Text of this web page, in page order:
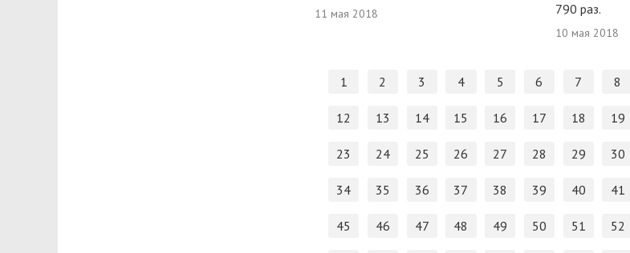
11 мая 2018
790 раз.
10 мая 2018
1 2 3 4 5 6 7 8
12 13 14 15 16 17 18 19
23 24 25 26 27 28 29 30
34 35 36 37 38 39 40 41
45 46 47 48 49 50 51 52